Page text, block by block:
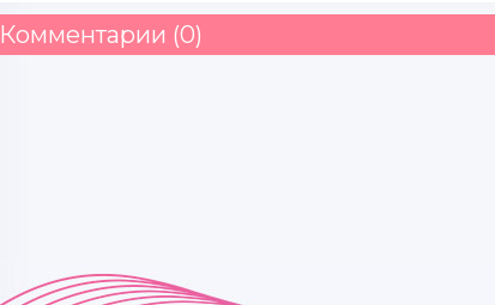
Senga aytay azizam
Rahmat hammasi uchun
Комментарии (0)